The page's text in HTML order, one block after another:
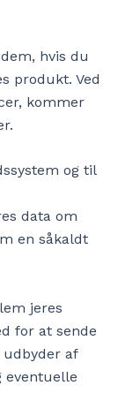
hvis du
produkt. Ved
kommer
og til
data om
en såkaldt
jeres
for at sende
udbyder af
eventuelle